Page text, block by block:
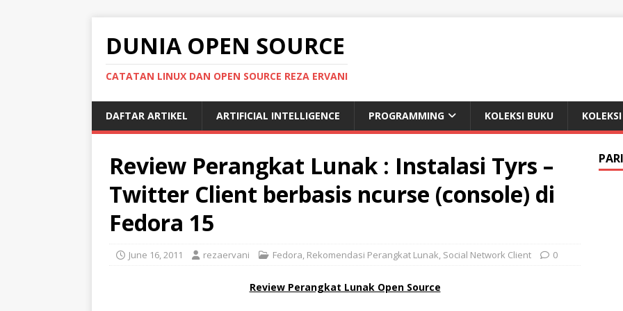
DUNIA OPEN SOURCE
CATATAN LINUX DAN OPEN SOURCE REZA ERVANI
DAFTAR ARTIKEL ARTIFICIAL INTELLIGENCE PROGRAMMING KOLEKSI BUKU
Review Perangkat Lunak : Instalasi Tyrs –
Twitter Client berbasis ncurse (console) di
Fedora 15
June 16, 2011 rezaervani Fedora, Rekomendasi Perangkat Lunak, Social Network Client 0
Review Perangkat Lunak Open Source